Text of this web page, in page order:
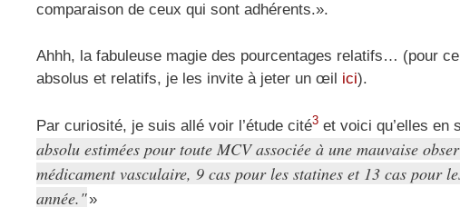
comparaison de ceux qui sont adhérents.».
Ahhh, la fabuleuse magie des pourcentages relatifs… (pour
absolus et relatifs, je les invite à jeter un œil ici).
Par curiosité, je suis allé voir l’étude cité3 et voici qu’elles en
absolu estimées pour toute MCV associée à une mauvaise
médicament vasculaire, 9 cas pour les statines et 13 cas pour
année.
»